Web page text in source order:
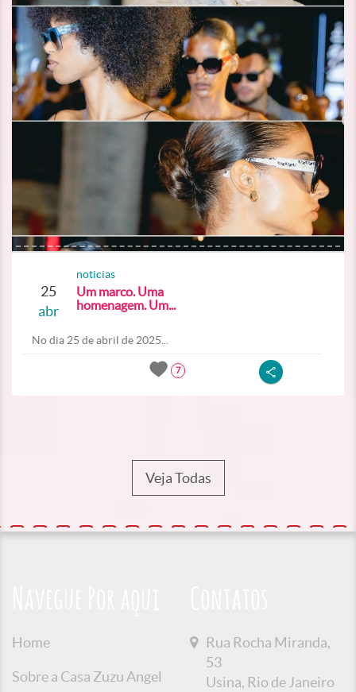
25
abr
noticias
Um marco. Uma
homenagem. Um...
No dia 25 de abril de 2025...
7
Veja Todas
Home
Sobre a Casa Zuzu Angel
Rua Rocha Miranda,
53
Usina, Rio de Janeiro